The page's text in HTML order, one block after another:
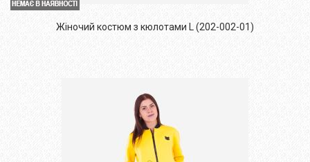
Жіночий костюм з кюлотами L (202-002-01)